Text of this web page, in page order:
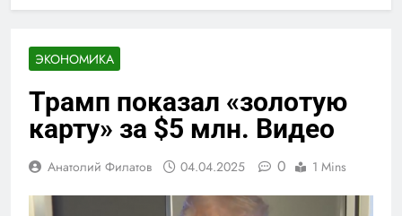
ЭКОНОМИКА
Трамп показал «золотую
карту» за $5 млн. Видео
Анатолий Филатов 04.04.2025 0 1 Mins